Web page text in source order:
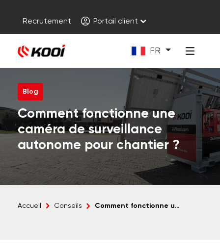
Recrutement Portail client
FR
Blog
Comment fonctionne une
caméra de surveillance
autonome pour chantier ?
Accueil Conseils Comment fonctionne une caméra de surveillance autonome pour chantier ?